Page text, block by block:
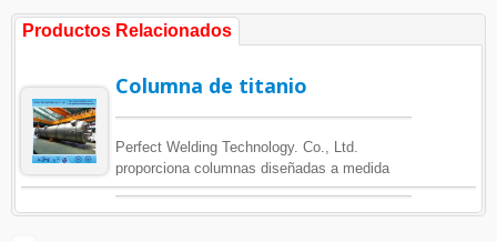
Productos Relacionados
Columna de titanio
Perfect Welding Technology. Co., Ltd.
proporciona columnas diseñadas a medida
para diversas industrias. Nos enfocamos en
aleaciones resistentes a la corrosión,